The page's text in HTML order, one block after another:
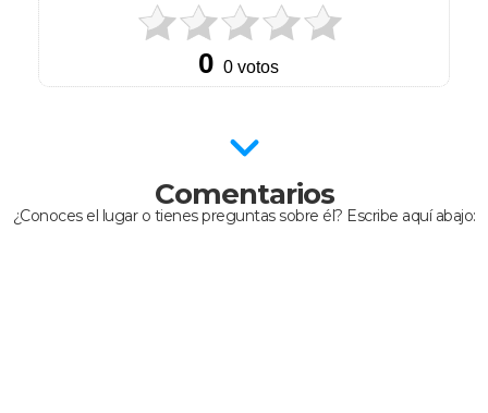
Comentarios
¿Conoces el lugar o tienes preguntas sobre él? Escribe aquí abajo: